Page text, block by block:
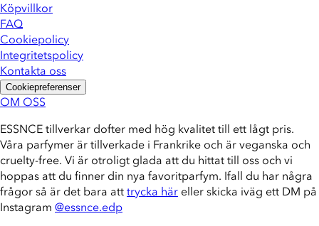
Köpvillkor
FAQ
Cookiepolicy
Integritetspolicy
Kontakta oss
Cookiepreferenser
OM OSS
ESSNCE tillverkar dofter med hög kvalitet till ett lågt pris.
Våra parfymer är tillverkade i Frankrike och är veganska och
cruelty-free. Vi är otroligt glada att du hittat till oss och vi
hoppas att du finner din nya favoritparfym. Ifall du har några
frågor så är det bara atttrycka här eller skicka iväg ett DM på
Instagram @essnce.edp